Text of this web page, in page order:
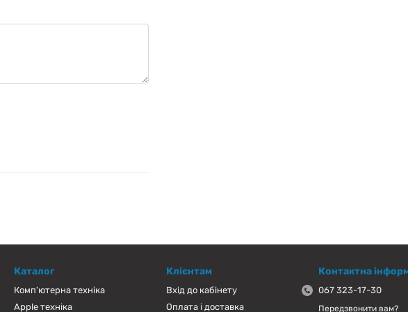
Каталог
Комп'ютерна техніка
Apple техніка
Клієнтам
Вхід до кабінету
Оплата і доставка
Контактна
067 323-17-30
Передзвонити вам?